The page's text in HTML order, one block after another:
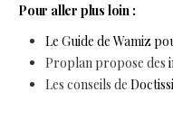
Pour aller plus loin :
Le Guide de Wamiz
Proplan propose des
Les conseils de